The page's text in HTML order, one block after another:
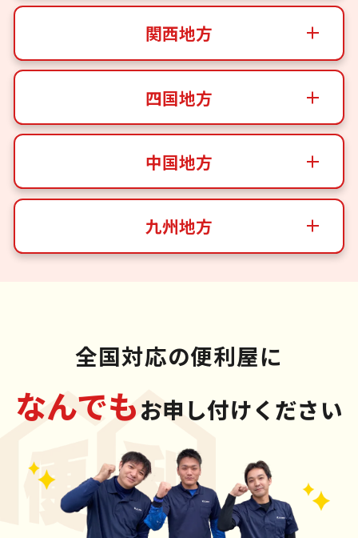
関西地方
四国地方
中国地方
九州地方
全国対応の便利屋に
なんでもお申し付けください